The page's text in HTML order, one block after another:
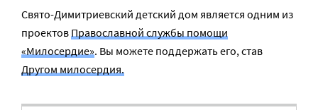
Свято-Димитриевский детский дом является одним из
проектовПравославной службы помощи
«Милосердие». Вы можете поддержать его, став
Другом милоcердия.